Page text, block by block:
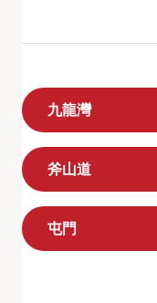
九龍灣
斧山道
屯門